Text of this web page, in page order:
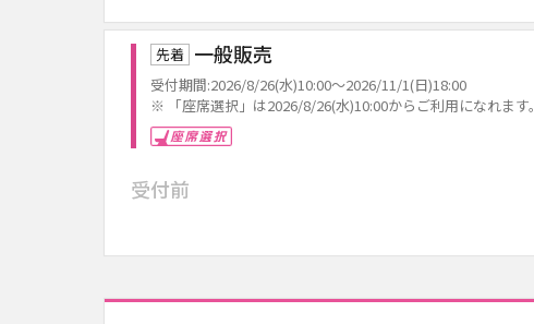
先着 一般販売
受付期間:2026/8/26(水)10:00～2026/11/1(日)18:00
※ 「座席選択」は2026/8/26(水)10:00からご利用になれます。
受付前